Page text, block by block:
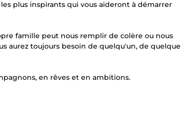
plus inspirants qui vous aideront à démarrer
famille peut nous remplir de colère ou nous
aurez toujours besoin de quelqu'un, de quelque
en rêves et en ambitions.